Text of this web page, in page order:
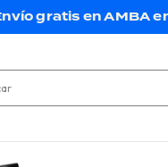
gratis en AMBA